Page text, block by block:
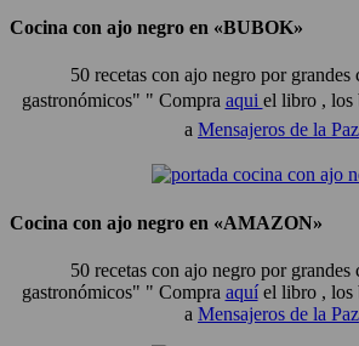
Cocina con ajo negro en «BUBOK»
50 recetas con ajo negro por
gastronómicos" " Compra aqui el libro , los
a Mensajeros de la Paz
Cocina con ajo negro en «AMAZON»
50 recetas con ajo negro por
gastronómicos" " Compra aquíel libro , los
a Mensajeros de la Paz